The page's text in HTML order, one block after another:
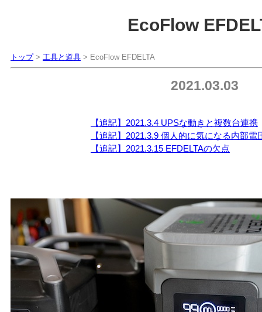
EcoFlow
トップ> 工具と道具 > EcoFlow EFDELTA
2021.03.03
【追記】2021.3.4 UPSな動きと複数台連携
【追記】2021.3.9 個人的に気になる内部電
【追記】2021.3.15 EFDELTAの欠点